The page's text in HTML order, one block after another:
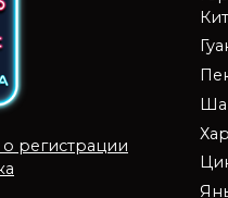
о регистрации